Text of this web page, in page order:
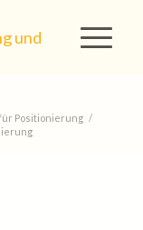
Positionierung /